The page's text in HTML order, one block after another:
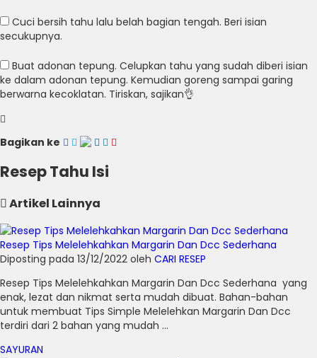
Cuci bersih tahu lalu belah bagian tengah. Beri isian
secukupnya.
Buat adonan tepung. Celupkan tahu yang sudah diberi isian
ke dalam adonan tepung. Kemudian goreng sampai garing
berwarna kecoklatan. Tiriskan, sajikan👌
Bagikan ke
Resep Tahu Isi
Artikel Lainnya
Resep Tips Melelehkahkan Margarin Dan Dcc Sederhana
Diposting pada 13/12/2022 oleh CARI RESEP
Resep Tips Melelehkahkan Margarin Dan Dcc Sederhana yang
enak, lezat dan nikmat serta mudah dibuat. Bahan-bahan
untuk membuat Tips Simple Melelehkan Margarin Dan Dcc
terdiri dari 2 bahan yang mudah ...
SAYURAN